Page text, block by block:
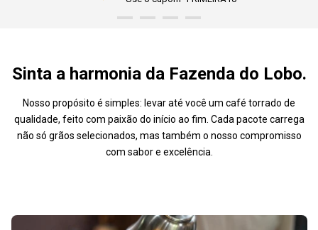
Sinta a harmonia da Fazenda do Lobo.
Nosso propósito é simples: levar até você um café torrado de
qualidade, feito com paixão do início ao fim. Cada pacote carrega
não só grãos selecionados, mas também o nosso compromisso
com sabor e excelência.